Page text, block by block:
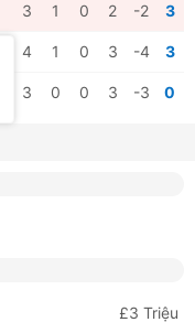
3 1 0 2 -2 3
4 1 0 3 -4 3
3 0 0 3 -3 0
£3 Triệu